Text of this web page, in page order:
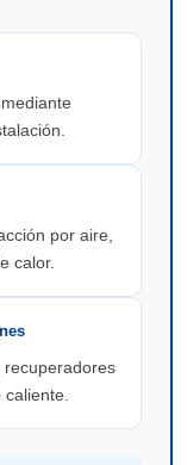
por aire,
calor.
recuperadores